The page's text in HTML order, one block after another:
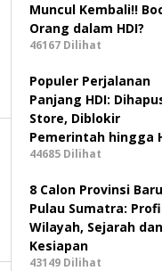
Muncul Kembali!!
Orang dalam HDI?
46167 Dilihat
Populer Perjalanan
Panjang HDI:
Store, Diblokir
Pemerintah hingga
44685 Dilihat
8 Calon Provinsi
Pulau Sumatra:
Wilayah, Sejarah dan
Kesiapan
43149 Dilihat